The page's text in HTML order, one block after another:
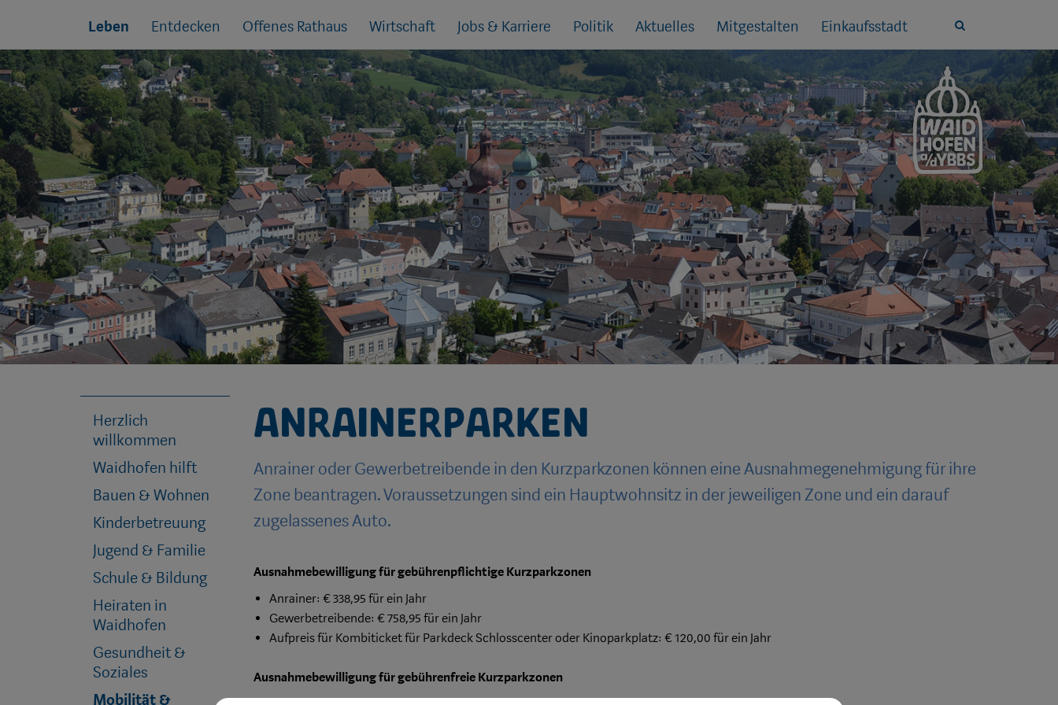
Sprungmarken
zu:
Leben Entdecken Offenes Rathaus Wirtschaft Jobs & Karriere Politik Aktuelles Mitgestalten Einkaufsstadt
Site
Anrainerparken
Anrainer oder Gewerbetreibende in den Kurzparkzonen können eine Ausnahmegenehmigung für ihre
Zone beantragen. Voraussetzungen sind ein Hauptwohnsitz in der jeweiligen Zone und ein darauf
zugelassenes Auto.
Ausnahmebewilligung für gebührenpflichtige Kurzparkzonen
Anrainer: € 338,95 für ein Jahr
Gewerbetreibende: € 758,95 für ein Jahr
Aufpreis für Kombiticket für Parkdeck Schlosscenter oder Kinoparkplatz: € 120,00 für ein Jahr
Ausnahmebewilligung für gebührenfreie Kurzparkzonen
Herzlich
willkommen
Waidhofen hilft
Bauen & Wohnen
Kinderbetreuung
Jugend & Familie
Schule & Bildung
Heiraten in
Waidhofen
Gesundheit &
Soziales
Mobilität &